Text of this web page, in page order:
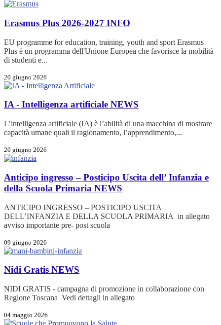
Erasmus Plus 2026-2027 INFO
EU programme for education, training, youth and sport Erasmus
Plus è un programma dell'Unione Europea che favorisce la mobilità
di studenti e...
20 giugno 2026
IA - Intelligenza artificiale NEWS
L’intelligenza artificiale (IA) è l’abilità di una macchina di mostrare
capacità umane quali il ragionamento, l’apprendimento,...
20 giugno 2026
Anticipo ingresso – Posticipo Uscita dell’ Infanzia e
della Scuola Primaria NEWS
ANTICIPO INGRESSO – POSTICIPO USCITA
DELL’INFANZIA E DELLA SCUOLA PRIMARIA in allegato
avviso importante pre- post scuola
09 giugno 2026
Nidi Gratis NEWS
NIDI GRATIS - campagna di promozione in collaborazione con
Regione Toscana Vedi dettagli in allegato
04 maggio 2026